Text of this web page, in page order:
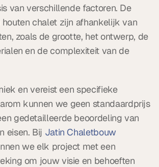
van verschillende factoren. De
houten chalet zijn afhankelijk van
zoals de grootte, het ontwerp, de
en de complexiteit van de
en vereist een specifieke
kunnen we geen standaardprijs
gedetailleerde beoordeling van
eisen. Bij Jatin Chaletbouw
we elk project met een
om jouw visie en behoeften